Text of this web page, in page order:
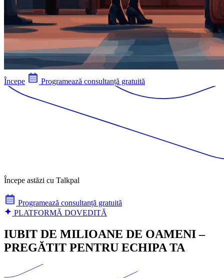
Începe Programează consultanță gratuită
Începe astăzi cu Talkpal
Programează consultanță gratuită
PLATFORMĂ DOVEDITĂ
IUBIT DE MILIOANE DE OAMENI –
PREGĂTIT PENTRU ECHIPA TA